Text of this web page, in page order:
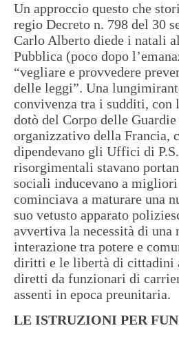
Un approccio questo che
regio Decreto n. 798 del 30
Carlo Alberto diede i natali
Pubblica (poco dopo
“vegliare e provvedere
delle leggi”. Una
convivenza tra i sudditi, con
dotò del Corpo delle
organizzativo della Francia,
dipendevano gli Uffici di
risorgimentali stavano
sociali inducevano a
cominciava a maturare una
suo vetusto apparato
avvertiva la necessità di
interazione tra potere e
diritti e le libertà di cittadini
diretti da funzionari di
assenti in epoca preunitaria.
LE ISTRUZIONI PER